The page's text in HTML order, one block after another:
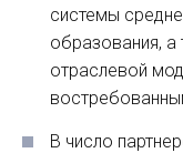
системы
образования,
отраслевой
В число